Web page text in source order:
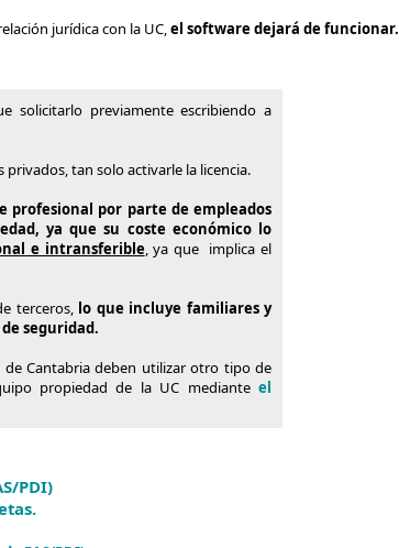
jurídica con la UC,el software dejará de funcionar.
solicitarlo previamente escribiendo a
tan solo activarle la licencia.
profesional por parte de empleados
ya que su coste económico lo
e intransferible,ya que implica el
terceros, lo que incluye familiares y
seguridad.
Cantabria deben utilizar otro tipo de
propiedad de la UC mediante el
PDI)